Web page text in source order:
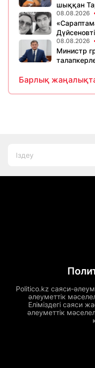
шыққан
08.08.2026
08.08.2026
Министр
Барлық
Politico.kz саяси-
әлеуметтік
Еліміздегі саяси
әлеуметтік